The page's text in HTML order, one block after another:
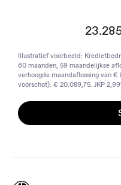
Illustratief voorbeeld:
60 maanden, 59 maandelijkse
verhoogde maandaflossing van
voorschot): € 20.089,75. JKP